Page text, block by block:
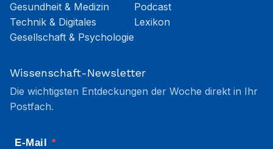
Gesundheit & Medizin
Technik & Digitales
Gesellschaft & Psychologie
Podcast
Lexikon
Wissenschaft-Newsletter
Die wichtigsten Entdeckungen der Woche direkt in Ihr
Postfach.